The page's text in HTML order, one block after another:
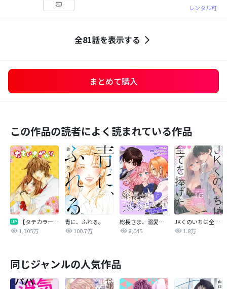
レンタル可
全81話を表示する
まとめて購入
この作品の読者によく読まれている作品
【タテカラー版】なまいきざかり。
1,305万
青に、ふれる。
100.7万
総長さま、溺愛中につき。～最強イケメンと愛され寮生活！？～ 分冊版
8,045
JKくのいちは全てを捧げたい
1.8万
同じジャンルの人気作品